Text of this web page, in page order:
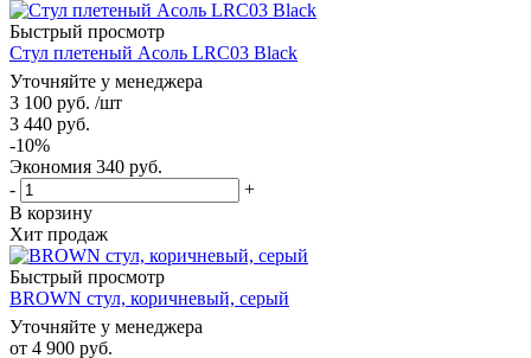
Быстрый просмотр
Стул плетеный Асоль LRC03 Black
Уточняйте у менеджера
3 100 руб. /шт
3 440 руб.
-10%
Экономия 340 руб.
-
+
В корзину
Хит продаж
Быстрый просмотр
BROWN стул, коричневый, серый
Уточняйте у менеджера
от 4 900 руб.